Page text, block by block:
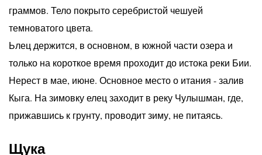
граммов. Тело покрыто серебристой чешуей
темноватого цвета.
Ьлец держится, в основном, в южной части озера и
только на короткое время проходит до истока реки Бии.
Нерест в мае, июне. Основное место о итания - залив
Кыга. На зимовку елец заходит в реку Чулышман, где,
прижавшись к грунту, проводит зиму, не питаясь.
Щука